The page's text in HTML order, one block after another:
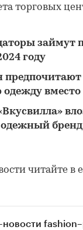
торговых
займут
году
предпочитают
читайте в
новости